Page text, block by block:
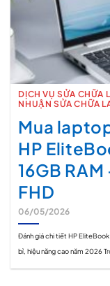
DỊCH VỤ SỬA CHỮA
NHUẬN SỬA CHỮA
Mua
HP
16GB RAM
FHD
06/05/2026
Đánh giá chi tiết HP
bỉ, hiệu năng cao năm 2026